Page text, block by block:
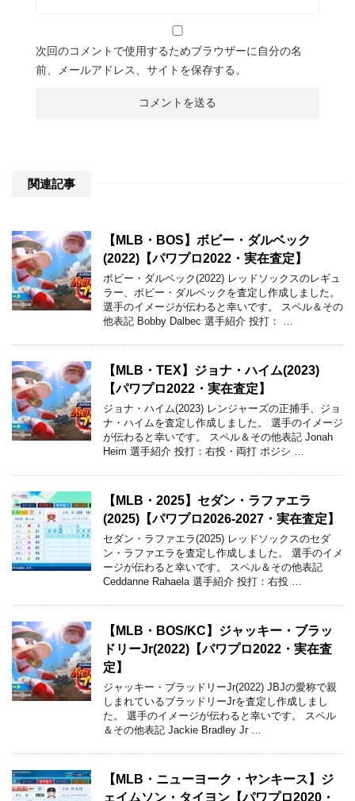
次回のコメントで使用するためブラウザーに自分の名
前、メールアドレス、サイトを保存する。
関連記事
【MLB・BOS】ボビー・ダルベック
(2022)【パワプロ2022・実在査定】
ボビー・ダルベック(2022) レッドソックスのレギュ
ラー、ボビー・ダルベックを査定し作成しました。
選手のイメージが伝わると幸いです。 スペル＆その
他表記 Bobby Dalbec 選手紹介 投打： …
【MLB・TEX】ジョナ・ハイム(2023)
【パワプロ2022・実在査定】
ジョナ・ハイム(2023) レンジャーズの正捕手、ジョ
ナ・ハイムを査定し作成しました。 選手のイメージ
が伝わると幸いです。 スペル＆その他表記 Jonah
Heim 選手紹介 投打：右投・両打 ポジシ …
【MLB・2025】セダン・ラファエラ
(2025)【パワプロ2026-2027・実在査定】
セダン・ラファエラ(2025) レッドソックスのセダ
ン・ラファエラを査定し作成しました。 選手のイメ
ージが伝わると幸いです。 スペル＆その他表記
Ceddanne Rahaela 選手紹介 投打：右投 …
【MLB・BOS/KC】ジャッキー・ブラッ
ドリーJr(2022)【パワプロ2022・実在査
定】
ジャッキー・ブラッドリーJr(2022) JBJの愛称で親
しまれているブラッドリーJrを査定し作成しまし
た。 選手のイメージが伝わると幸いです。 スペル
＆その他表記 Jackie Bradley Jr …
【MLB・ニューヨーク・ヤンキース】ジ
ェイムソン・タイヨン【パワプロ2020・